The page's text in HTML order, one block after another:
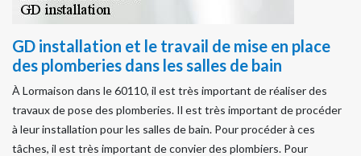
GD installation et le travail de mise en place
des plomberies dans les salles de bain
À Lormaison dans le 60110, il est très important de réaliser des
travaux de pose des plomberies. Il est très important de procéder
à leur installation pour les salles de bain. Pour procéder à ces
tâches, il est très important de convier des plombiers. Pour